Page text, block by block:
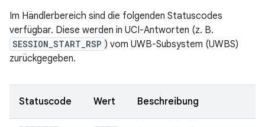
Im Händlerbereich sind die folgenden Statuscodes
verfügbar. Diese werden in UCI-Antworten (z. B.
SESSION_START_RSP ) vom UWB-Subsystem (UWBS)
zurückgegeben.
Statuscode Wert Beschreibung